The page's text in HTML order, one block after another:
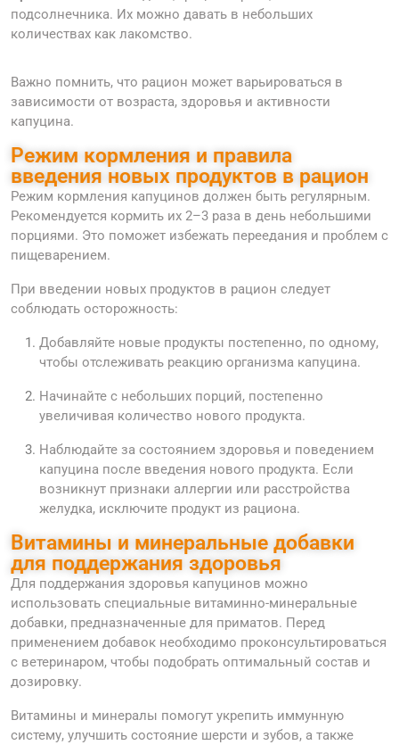
подсолнечника. Их можно давать в небольших
количествах как лакомство.
Важно помнить, что рацион может варьироваться в
зависимости от возраста, здоровья и активности
капуцина.
Режим кормления и правила
введения новых продуктов в рацион
Режим кормления капуцинов должен быть регулярным.
Рекомендуется кормить их 2–3 раза в день небольшими
порциями. Это поможет избежать переедания и проблем с
пищеварением.
При введении новых продуктов в рацион следует
соблюдать осторожность:
Добавляйте новые продукты постепенно, по одному,
чтобы отслеживать реакцию организма капуцина.
Начинайте с небольших порций, постепенно
увеличивая количество нового продукта.
Наблюдайте за состоянием здоровья и поведением
капуцина после введения нового продукта. Если
возникнут признаки аллергии или расстройства
желудка, исключите продукт из рациона.
Витамины и минеральные добавки
для поддержания здоровья
Для поддержания здоровья капуцинов можно
использовать специальные витаминно-минеральные
добавки, предназначенные для приматов. Перед
применением добавок необходимо проконсультироваться
с ветеринаром, чтобы подобрать оптимальный состав и
дозировку.
Витамины и минералы помогут укрепить иммунную
систему, улучшить состояние шерсти и зубов, а также